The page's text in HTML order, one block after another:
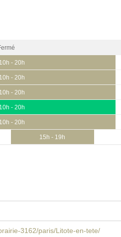
10h - 20h
10h - 20h
10h - 20h
10h - 20h
10h - 20h
15h - 19h
3162/paris/Litote-en-tete/